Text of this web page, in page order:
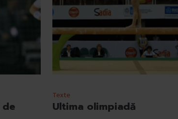
Texte
Ultima olimpiadă